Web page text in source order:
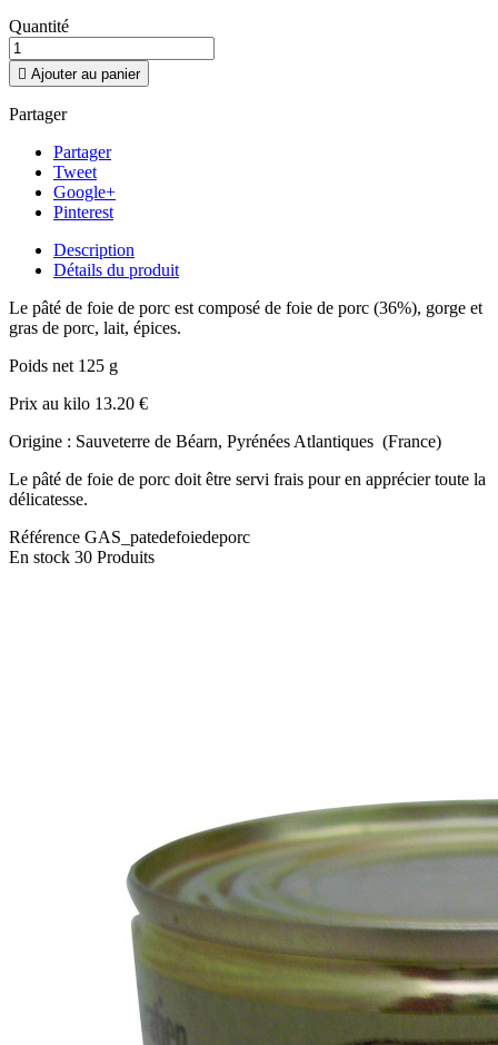
Quantité
 Ajouter au panier
Partager
Partager
Tweet
Google+
Pinterest
Description
Détails du produit
Le pâté de foie de porc est composé de foie de porc (36%), gorge et
gras de porc, lait, épices.
Poids net 125 g
Prix au kilo 13.20 €
Origine : Sauveterre de Béarn, Pyrénées Atlantiques (France)
Le pâté de foie de porc doit être servi frais pour en apprécier toute la
délicatesse.
Référence GAS_patedefoiedeporc
En stock 30 Produits